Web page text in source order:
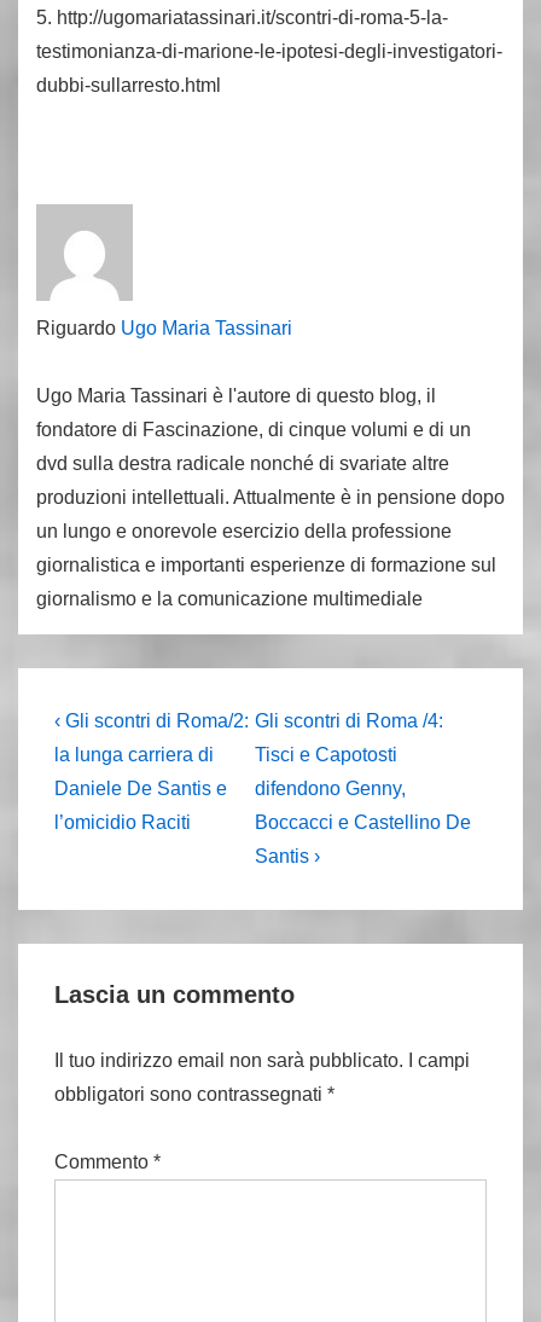
5. http://ugomariatassinari.it/scontri-di-roma-5-la-
testimonianza-di-marione-le-ipotesi-degli-investigatori-
dubbi-sullarresto.html
Riguardo Ugo Maria Tassinari
Ugo Maria Tassinari è l'autore di questo blog, il
fondatore di Fascinazione, di cinque volumi e di un
dvd sulla destra radicale nonché di svariate altre
produzioni intellettuali. Attualmente è in pensione dopo
un lungo e onorevole esercizio della professione
giornalistica e importanti esperienze di formazione sul
giornalismo e la comunicazione multimediale
Navigazione
articoli
L'articolo
precedente
è
‹ Gli scontri di Roma/2:
la lunga carriera di
Daniele De Santis e
l’omicidio Raciti
Il
prossimo
articolo
è
Gli scontri di Roma /4:
Tisci e Capotosti
difendono Genny,
Boccacci e Castellino De
Santis ›
Lascia un commento
Il tuo indirizzo email non sarà pubblicato.
I campi
obbligatori sono contrassegnati *
Commento *